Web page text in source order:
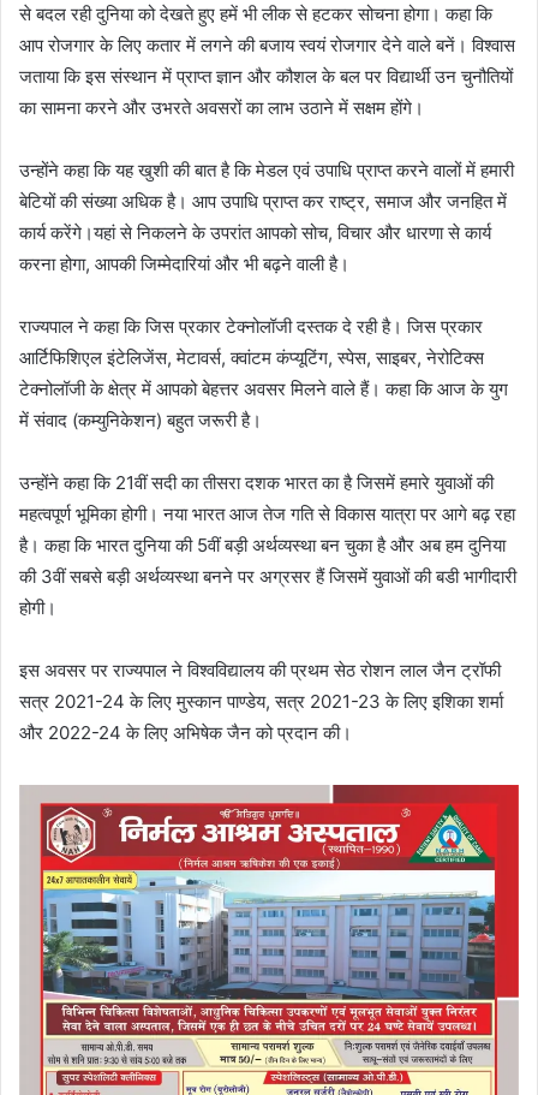
से बदल रही दुनिया को देखते हुए हमें भी लीक से हटकर सोचना होगा। कहा कि
आप रोजगार के लिए कतार में लगने की बजाय स्वयं रोजगार देने वाले बनें। विश्वास
जताया कि इस संस्थान में प्राप्त ज्ञान और कौशल के बल पर विद्यार्थी उन चुनौतियों
का सामना करने और उभरते अवसरों का लाभ उठाने में सक्षम होंगे।
उन्होंने कहा कि यह खुशी की बात है कि मेडल एवं उपाधि प्राप्त करने वालों में हमारी
बेटियों की संख्या अधिक है। आप उपाधि प्राप्त कर राष्ट्र, समाज और जनहित में
कार्य करेंगे।यहां से निकलने के उपरांत आपको सोच, विचार और धारणा से कार्य
करना होगा, आपकी जिम्मेदारियां और भी बढ़ने वाली है।
राज्यपाल ने कहा कि जिस प्रकार टेक्नोलॉजी दस्तक दे रही है। जिस प्रकार
आर्टिफिशिएल इंटेलिजेंस, मेटावर्स, क्वांटम कंप्यूटिंग, स्पेस, साइबर, नेरोटिक्स
टेक्नोलॉजी के क्षेत्र में आपको बेहत्तर अवसर मिलने वाले हैं। कहा कि आज के युग
में संवाद (कम्युनिकेशन) बहुत जरूरी है।
उन्होंने कहा कि 21वीं सदी का तीसरा दशक भारत का है जिसमें हमारे युवाओं की
महत्वपूर्ण भूमिका होगी। नया भारत आज तेज गति से विकास यात्रा पर आगे बढ़ रहा
है। कहा कि भारत दुनिया की 5वीं बड़ी अर्थव्यस्था बन चुका है और अब हम दुनिया
की 3वीं सबसे बड़ी अर्थव्यस्था बनने पर अग्रसर हैं जिसमें युवाओं की बडी भागीदारी
होगी।
इस अवसर पर राज्यपाल ने विश्वविद्यालय की प्रथम सेठ रोशन लाल जैन ट्रॉफी
सत्र 2021-24 के लिए मुस्कान पाण्डेय, सत्र 2021-23 के लिए इशिका शर्मा
और 2022-24 के लिए अभिषेक जैन को प्रदान की।